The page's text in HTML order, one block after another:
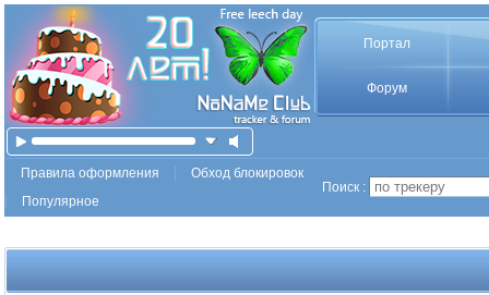
Портал
Форум
Правила оформления
Обход блокировок
Популярное
Поиск :